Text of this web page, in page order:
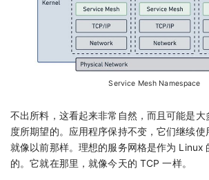
Service Mesh Namespace
不出所料，这看起来非常自然，而且可能是大
度所期望的。应用程序保持不变，它们继续使
就像以前那样。理想的服务网格是作为 Linux
的。它就在那里，就像今天的 TCP 一样。